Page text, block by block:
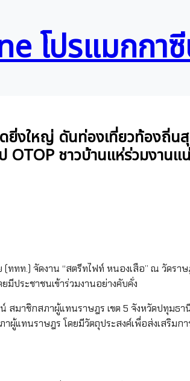
โปรแมกกา
ยิ่งใหญ่ ดันท่องเที่ยวท้องถิ่น
OTOP ชาวบ้านแห่ร่วมงานแ
ททท.) จัดงาน “สตรีทไฟท์ หนองเสือ” ณ วัดรา
ประชาชนเข้าร่วมงานอย่างคับคั่ง
มาชิกสภาผู้แทนราษฎร เขต 5 จังหวัดปทุมธา
ผู้แทนราษฎร โดยมีวัตถุประสงค์เพื่อส่งเสริมกา